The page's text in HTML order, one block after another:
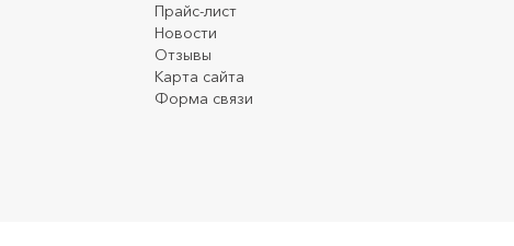
Прайс-лист
Новости
Отзывы
Карта сайта
Форма связи